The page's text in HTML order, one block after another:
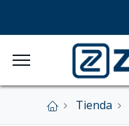
Tienda